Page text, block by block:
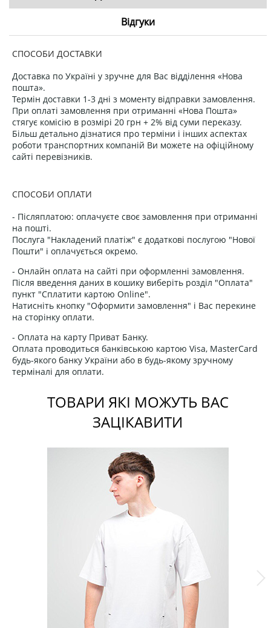
Відгуки
СПОСОБИ ДОСТАВКИ
Доставка по Україні у зручне для Вас відділення «Нова
пошта».
Термін доставки 1-3 дні з моменту відправки замовлення.
При оплаті замовлення при отриманні «Нова Пошта»
стягує комісію в розмірі 20 грн + 2% від суми переказу.
Більш детально дізнатися про терміни і інших аспектах
роботи транспортних компаній Ви можете на офіційному
сайті перевізників.
СПОСОБИ ОПЛАТИ
- Післяплатою: оплачуєте своє замовлення при отриманні
на пошті.
Послуга "Накладений платіж" є додаткові послугою "Нової
Пошти" і оплачується окремо.
- Онлайн оплата на сайті при оформленні замовлення.
Після введення даних в кошику виберіть розділ "Оплата"
пункт "Сплатити картою Online".
Натисніть кнопку "Оформити замовлення" і Вас перекине
на сторінку оплати.
- Оплата на карту Приват Банку.
Оплата проводиться банківською картою Visa, MasterCard
будь-якого банку України або в будь-якому зручному
терміналі для оплати.
ТОВАРИ ЯКІ МОЖУТЬ ВАС
ЗАЦІКАВИТИ